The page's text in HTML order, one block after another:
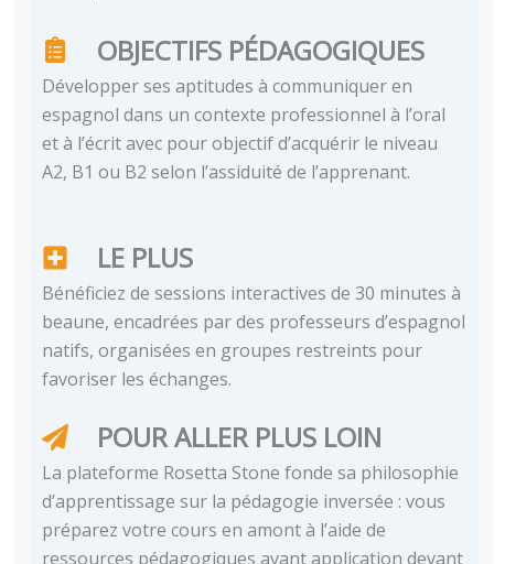
OBJECTIFS PÉDAGOGIQUES
Développer ses aptitudes à communiquer en
espagnol dans un contexte professionnel à l’oral
et à l’écrit avec pour objectif d’acquérir le niveau
A2, B1 ou B2 selon l’assiduité de l’apprenant.
LE PLUS
Bénéficiez de sessions interactives de 30 minutes à
beaune, encadrées par des professeurs d’espagnol
natifs, organisées en groupes restreints pour
favoriser les échanges.
POUR ALLER PLUS LOIN
La plateforme Rosetta Stone fonde sa philosophie
d’apprentissage sur la pédagogie inversée : vous
préparez votre cours en amont à l’aide de
ressources pédagogiques avant application devant